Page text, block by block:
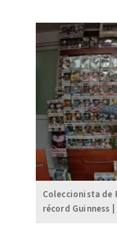
Coleccionista de
récord Guinness